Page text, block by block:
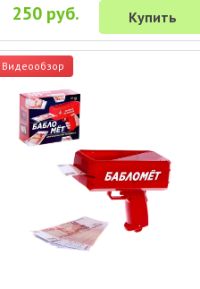
250 руб. Купить
Видеообзор